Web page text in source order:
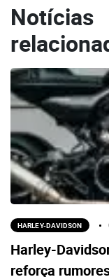
Notícias
HARLEY-DAVIDSON
Harley-
reforça